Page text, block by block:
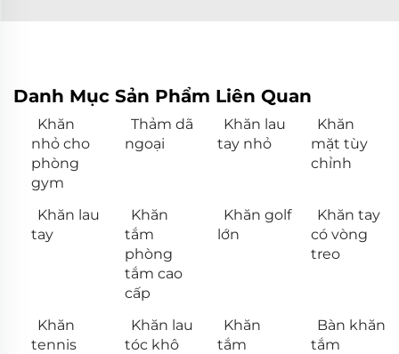
Danh Mục Sản Phẩm Liên Quan
Khăn
nhỏ cho
phòng
gym
Thảm dã
ngoại
Khăn lau
tay nhỏ
Khăn
mặt tùy
chỉnh
Khăn lau
tay
Khăn
tắm
phòng
tắm cao
cấp
Khăn golf
lớn
Khăn tay
có vòng
treo
Khăn
tennis
Khăn lau
tóc khô
Khăn
tắm
Bàn khăn
tắm